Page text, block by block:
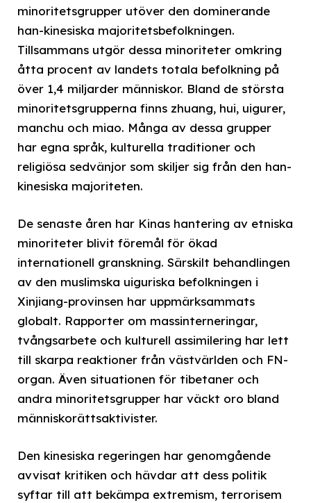
minoritetsgrupper utöver den dominerande
han-kinesiska majoritetsbefolkningen.
Tillsammans utgör dessa minoriteter omkring
åtta procent av landets totala befolkning på
över 1,4 miljarder människor. Bland de största
minoritetsgrupperna finns zhuang, hui, uigurer,
manchu och miao. Många av dessa grupper
har egna språk, kulturella traditioner och
religiösa sedvänjor som skiljer sig från den han-
kinesiska majoriteten.
De senaste åren har Kinas hantering av etniska
minoriteter blivit föremål för ökad
internationell granskning. Särskilt behandlingen
av den muslimska uiguriska befolkningen i
Xinjiang-provinsen har uppmärksammats
globalt. Rapporter om massinterneringar,
tvångsarbete och kulturell assimilering har lett
till skarpa reaktioner från västvärlden och FN-
organ. Även situationen för tibetaner och
andra minoritetsgrupper har väckt oro bland
människorättsaktivister.
Den kinesiska regeringen har genomgående
avvisat kritiken och hävdar att dess politik
syftar till att bekämpa extremism, terrorisem